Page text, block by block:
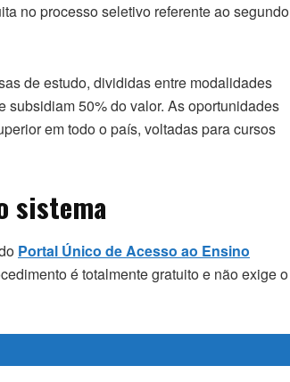
no processo seletivo referente ao segundo
de estudo, divididas entre modalidades
subsidiam 50% do valor. As oportunidades
em todo o país, voltadas para cursos
sistema
Portal Único de Acesso ao Ensino
é totalmente gratuito e não exige o